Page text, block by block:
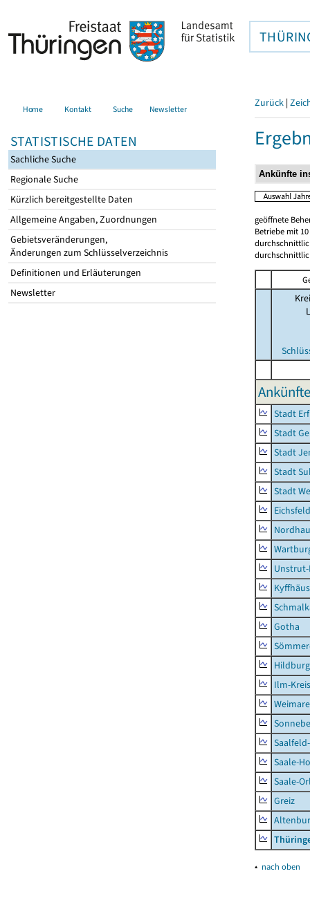
Home Kontakt Suche Newsletter
STATISTISCHE DATEN
Sachliche Suche
Regionale Suche
Kürzlich bereitgestellte Daten
Allgemeine Angaben, Zuordnungen
Gebietsveränderungen,
Änderungen zum Schlüsselverzeichnis
Definitionen und Erläuterungen
Newsletter
Zurück |
geöffnete
Betriebe mit
Stadt
Stadt
Stadt
Stadt
Stadt
Eichsfeld
Gotha
Ilm-Kreis
Saale-
Saale-
Greiz
▴ nach oben